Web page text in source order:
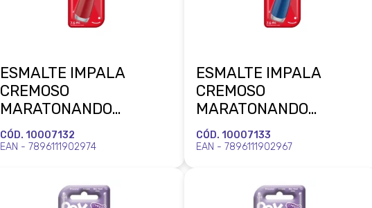
ESMALTE IMPALA
CREMOSO
MARATONANDO
NETFLIX NETINHA
BLISTER MUNDIAL
CÓD. 10007132
EAN - 7896111902974
ESMALTE IMPALA
CREMOSO
MARATONANDO
NETFLIX PULAR
ABERTURA BLISTER
CÓD. 10007133
EAN - 7896111902967